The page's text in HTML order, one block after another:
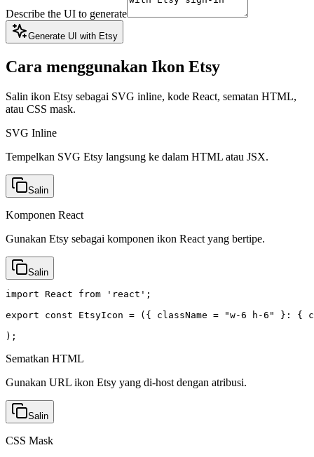
Describe the UI to generate
Generate UI with Etsy
Cara menggunakan Ikon Etsy
Salin ikon Etsy sebagai SVG inline, kode React, sematan HTML,
atau CSS mask.
SVG Inline
Tempelkan SVG Etsy langsung ke dalam HTML atau JSX.
Salin
Komponen React
Gunakan Etsy sebagai komponen ikon React yang bertipe.
Salin
import React from 'react';
export const EtsyIcon = ({ className = "w-6 h-6" }: {
);
Sematkan HTML
Gunakan URL ikon Etsy yang di-host dengan atribusi.
Salin
CSS Mask